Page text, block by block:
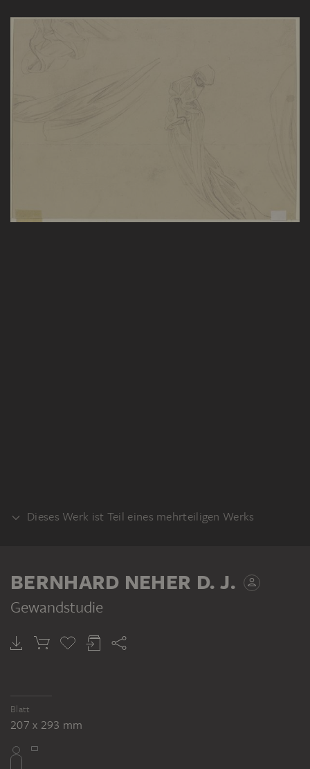
Dieses Werk ist Teil eines mehrteiligen Werks
BERNHARD NEHER D. J.
Gewandstudie
Blatt
207 x 293 mm